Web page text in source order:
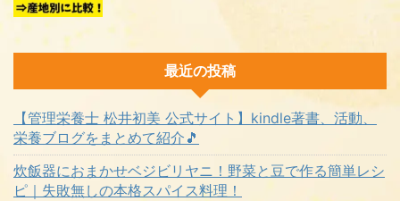
最近の投稿
【管理栄養士 松井初美 公式サイト】kindle著書、活動、
栄養ブログをまとめて紹介🎵
炊飯器におまかせベジビリヤニ！野菜と豆で作る簡単レシ
ピ｜失敗無しの本格スパイス料理！